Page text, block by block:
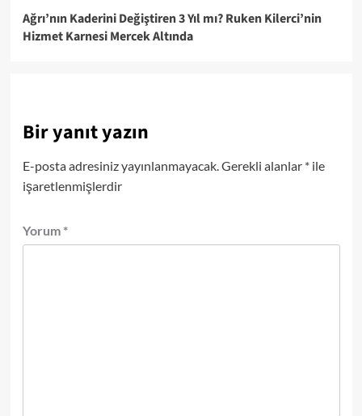
Ağrı’nın Kaderini Değiştiren 3 Yıl mı? Ruken Kilerci’nin
Hizmet Karnesi Mercek Altında
Bir yanıt yazın
E-posta adresiniz yayınlanmayacak.Gerekli alanlar *ile
işaretlenmişlerdir
Yorum *